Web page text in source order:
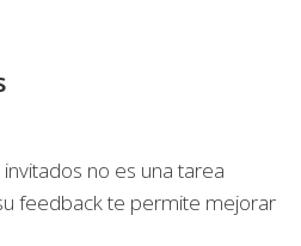
no es una tarea
feedback te permite mejorar